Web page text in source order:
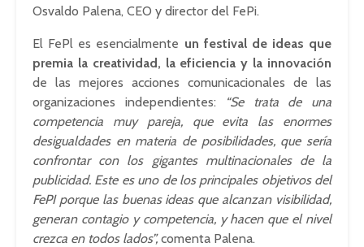
Osvaldo Palena, CEO y director del FePi.
El FePl es esencialmente un festival de ideas que
premia la creatividad, la eficiencia y la innovación
de las mejores acciones comunicacionales de las
organizaciones independientes:
“Se trata de una
competencia muy pareja, que evita las enormes
desigualdades en materia de posibilidades, que sería
confrontar con los gigantes multinacionales de la
publicidad. Este es uno de los principales objetivos del
FePI porque las buenas ideas que alcanzan visibilidad,
generan contagio y competencia, y hacen que el nivel
crezca en todos lados”,comenta Palena.